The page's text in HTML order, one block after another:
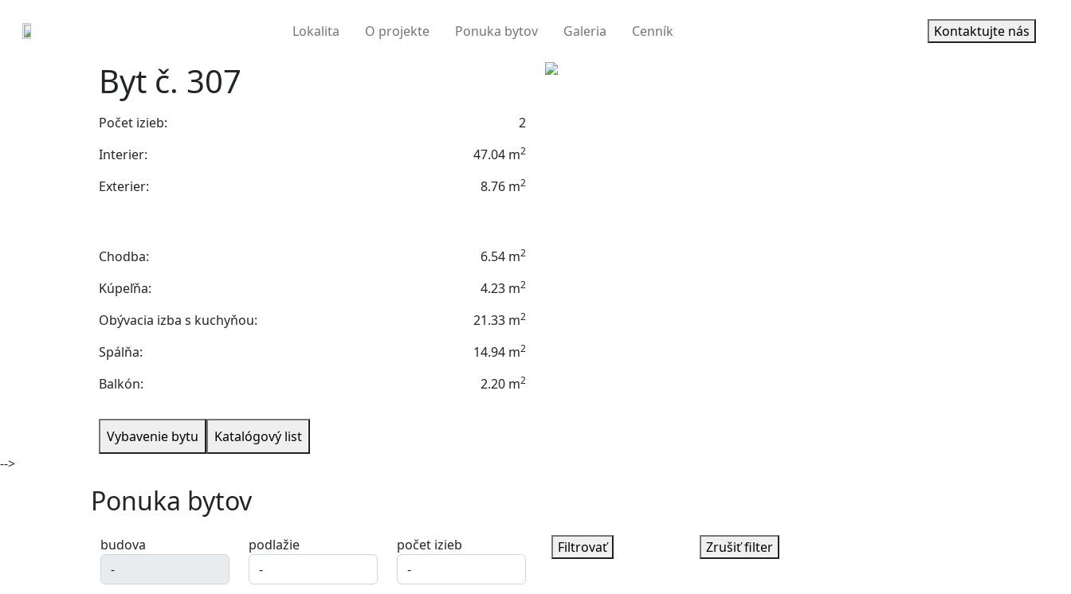
Lokalita O projekte Ponuka bytov Galeria Cenník Kontaktujte nás
Byt č. 307
Počet izieb:
2
Interier:
47.04 m2
Exterier: 8.76 m2
Chodba: 6.54 m2
Kúpeľňa: 4.23 m2
Obývacia izba s kuchyňou: 21.33 m2
Spálňa: 14.94 m2
Balkón: 2.20 m2
Vybavenie bytu
Katalógový list
-->
Ponuka bytov
budova podlažie počet izieb Filtrovať Zrušiť filter